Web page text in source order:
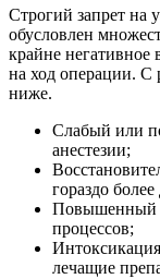
Строгий запрет на
обусловлен
крайне негативное
на ход операции. С
ниже.
Слабый или
анестезии;
гораздо
Повышенный
процессов;
лечащие